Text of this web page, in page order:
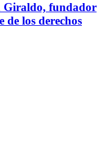
Giraldo, fundador
de los derechos